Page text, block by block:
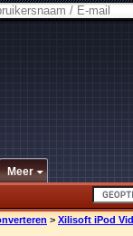
Meer
> Xilisoft iPod